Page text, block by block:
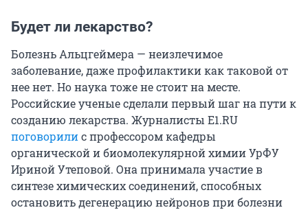
Будет ли лекарство?
Болезнь Альцгеймера — неизлечимое
заболевание, даже профилактики как таковой от
нее нет. Но наука тоже не стоит на месте.
Российские ученые сделали первый шаг на пути к
созданию лекарства. Журналисты Е1.RU
поговорилис профессором кафедры
органической и биомолекулярной химии УрФУ
Ириной Утеповой. Она принимала участие в
синтезе химических соединений, способных
остановить дегенерацию нейронов при болезни